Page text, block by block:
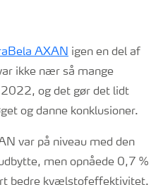
AXAN igen en del af
ikke nær så mange
og det gør det lidt
og danne konklusioner.
var på niveau med den
men opnåede 0,7 %
bedre kvælstofeffektivitet.